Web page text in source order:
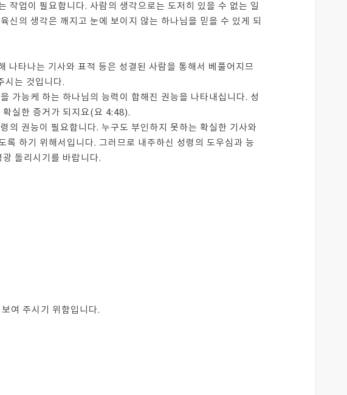
작업이 필요합니다. 사람의 생각으로는 도저히 있을 수 없는 일
신의 생각은 깨지고 눈에 보이지 않는 하나님을 믿을 수 있게 되
나타나는 기사와 표적 등은 성결된 사람을 통해서 베풀어지므
시는 것입니다.
가능케 하는 하나님의 능력이 합해진 권능을 나타내십니다. 성
실한 증거가 되지요(요 4:48).
의 권능이 필요합니다. 누구도 부인하지 못하는 확실한 기사와
하기 위해서입니다. 그러므로 내주하신 성령의 도우심과 능
돌리시기를 바랍니다.
여 주시기 위함입니다.